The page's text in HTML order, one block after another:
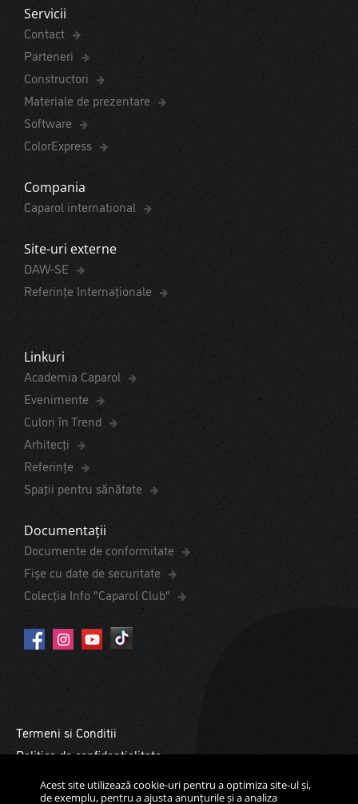
Servicii
Contact
Parteneri
Constructori
Materiale de prezentare
Software
ColorExpress
Compania
Caparol international
Site-uri externe
DAW-SE
Referințe Internaționale
Linkuri
Academia Caparol
Evenimente
Culori în Trend
Arhitecți
Referințe
Spaţii pentru sănătate
Documentații
Documente de conformitate
Fișe cu date de securitate
Colecția Info "Caparol Club"
Termeni si Conditii
Politica de confidentialitate
Copyright ©2026 Daw Benţa Moldova. Toate drepturile
Acest site utilizează cookie-uri pentru a optimiza site-ul și,
de exemplu, pentru a ajusta anunțurile și a analiza